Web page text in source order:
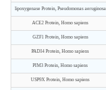
lipoxygenase Protein, Pseudomonas aeruginosa
ACE2 Protein, Homo sapiens
GZF1 Protein, Homo sapiens
PADI4 Protein, Homo sapiens
PIM3 Protein, Homo sapiens
USP9X Protein, Homo sapiens